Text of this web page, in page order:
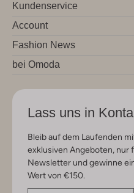
Kundenservice
Account
Fashion News
bei Omoda
Lass uns in
Bleib auf dem Laufenden
exklusiven Angeboten, nur
Newsletter und gewinne
Wert von €150.